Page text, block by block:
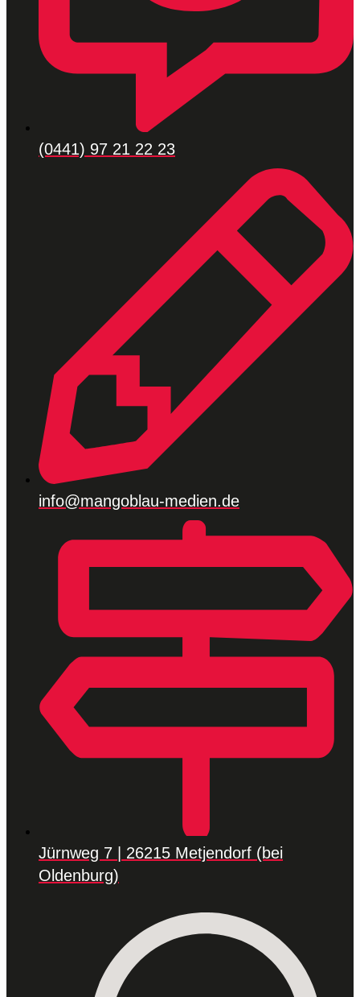
(0441) 97 21 22 23
info@mangoblau-medien.de
Jürnweg 7 | 26215 Metjendorf (bei
Oldenburg)